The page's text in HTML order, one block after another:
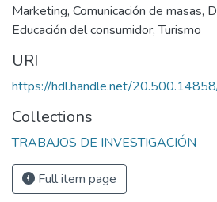
Marketing, Comunicación de masas,
Educación del consumidor,Turismo
URI
https://hdl.handle.net/
Collections
TRABAJOS DE INVESTIGACIÓN
Full item page